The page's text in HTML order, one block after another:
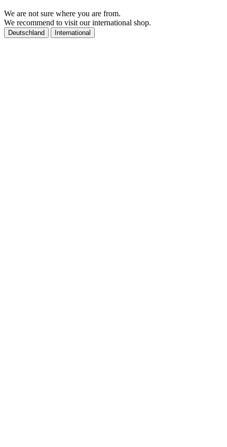
We are not sure where you are from.
We recommend to visit our international shop.
Deutschland International